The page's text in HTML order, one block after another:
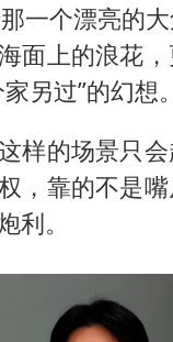
一个漂亮的
面上的浪花
另过”的幻想。
样的场景只
，靠的不是
利。